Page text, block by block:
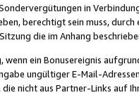
in
berechtigt sein muss,
die im Anhang
ein Bonusereignis
ungültiger E-Mail-
die nicht aus Partner-Links auf